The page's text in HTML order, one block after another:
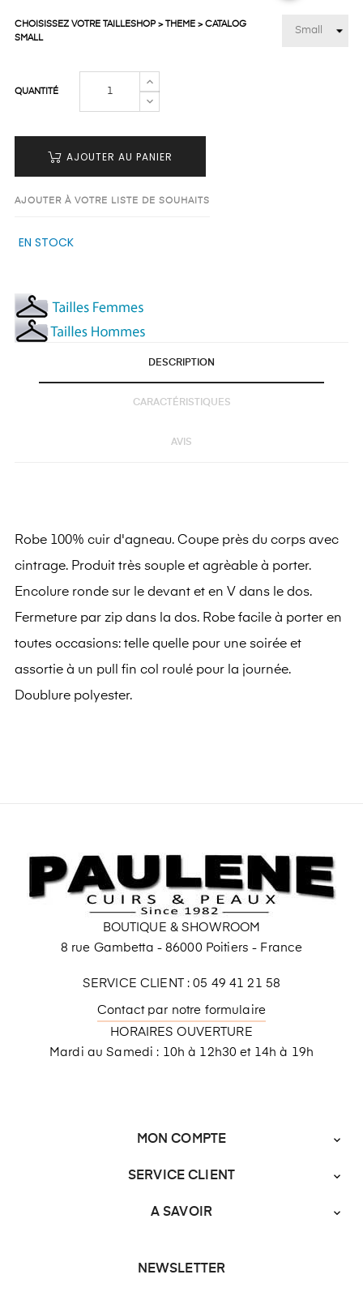
CHOISISSEZ VOTRE TAILLESHOP > THEME > CATALOG
SMALL
QUANTITÉ
AJOUTER AU PANIER
AJOUTER À VOTRE LISTE DE SOUHAITS
EN STOCK
DESCRIPTION
CARACTÉRISTIQUES
AVIS
Robe 100% cuir d'agneau. Coupe près du corps avec
cintrage. Produit très souple et agrèable à porter.
Encolure ronde sur le devant et en V dans le dos.
Fermeture par zip dans la dos. Robe facile à porter en
toutes occasions: telle quelle pour une soirée et
assortie à un pull fin col roulé pour la journée.
Doublure polyester.
BOUTIQUE & SHOWROOM
8 rue Gambetta - 86000 Poitiers - France
SERVICE CLIENT : 05 49 41 21 58
Contact par notre formulaire
HORAIRES OUVERTURE
Mardi au Samedi : 10h à 12h30 et 14h à 19h
MON COMPTE 
SERVICE CLIENT 
A SAVOIR 
NEWSLETTER